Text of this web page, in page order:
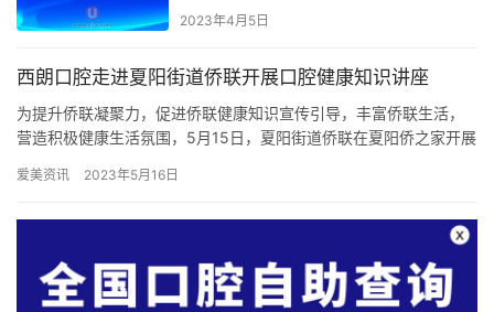
2023年4月5日
西朗口腔走进夏阳街道侨联开展口腔健康知识讲座
为提升侨联凝聚力，促进侨联健康知识宣传引导，丰富侨联生活，
营造积极健康生活氛围，5月15日，夏阳街道侨联在夏阳侨之家开展
爱美资讯 2023年5月16日